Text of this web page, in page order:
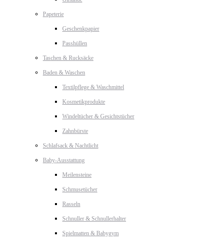
Papeterie
Geschenkpapier
Passhüllen
Taschen & Rucksäcke
Baden & Waschen
Textilpflege & Waschmittel
Kosmetikprodukte
Windeltücher & Gesichtstücher
Zahnbürste
Schlafsack & Nachtlicht
Baby-Ausstattung
Meilensteine
Schmusetücher
Rasseln
Schnuller & Schnullerhalter
Spielmatten & Babygym